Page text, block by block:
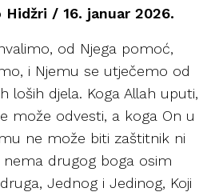
Hidžri / 16. januar 2026.
od Njega pomoć,
i Njemu se utječemo od
loših djela. Koga Allah uputi,
može odvesti, a koga On u
ne može biti zaštitnik ni
drugog boga osim
Jednog i Jedinog, Koji